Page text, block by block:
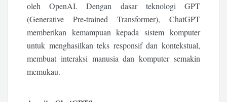
oleh OpenAI. Dengan dasar teknologi GPT
(Generative Pre-trained Transformer), ChatGPT
memberikan kemampuan kepada sistem komputer
untuk menghasilkan teks responsif dan kontekstual,
membuat interaksi manusia dan komputer semakin
memukau.